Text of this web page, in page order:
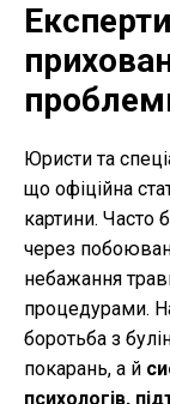
Юристи та
що офіційна
картини. Часто
через
небажання
процедурами.
боротьба з
покарань, а й
психологів,